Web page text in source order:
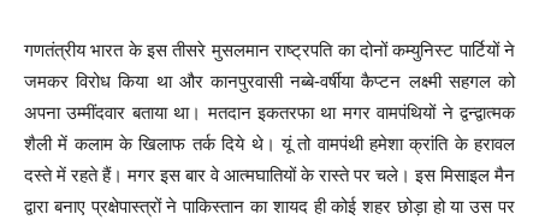
गणतंत्रीय भारत के इस तीसरे मुसलमान राष्ट्रपति का दोनों कम्युनिस्ट पार्टियों ने
जमकर विरोध किया था और कानपुरवासी नब्बे-वर्षीया कैप्टन लक्ष्मी सहगल को
अपना उम्मींदवार बताया था। मतदान इकतरफा था मगर वामपंथियों ने द्वन्द्वात्मक
शैली में कलाम के खिलाफ तर्क दिये थे। यूं तो वामपंथी हमेशा क्रांति के हरावल
दस्ते में रहते हैं। मगर इस बार वे आत्मघातियों के रास्ते पर चले। इस मिसाइल मैन
द्वारा बनाए प्रक्षेपास्त्रों ने पाकिस्तान का शायद ही कोई शहर छोड़ा हो या उस पर